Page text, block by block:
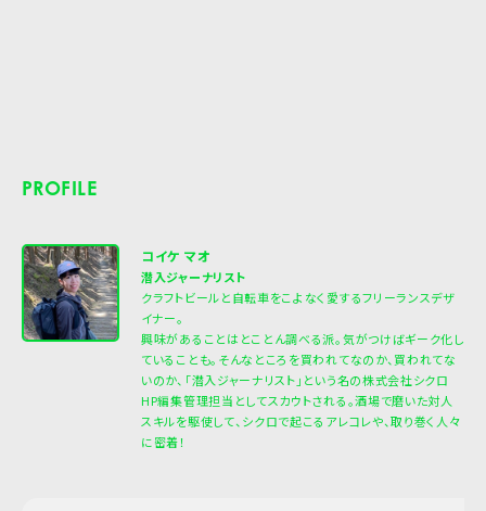
PROFILE
コイケ マオ
潜入ジャーナリスト
クラフトビールと自転車をこよなく愛するフリーランスデザ
イナー。
興味があることはとことん調べる派。気がつけばギーク化し
ていることも。そんなところを買われてなのか、買われてな
いのか、「潜入ジャーナリスト」という名の株式会社シクロ
HP編集管理担当としてスカウトされる。酒場で磨いた対人
スキルを駆使して、シクロで起こるアレコレや、取り巻く人々
に密着！